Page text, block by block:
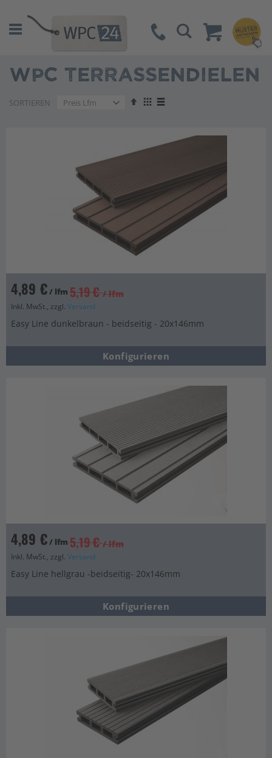
Suche
WPC TERRASSENDIELEN
SORTIEREN
AbsteigendAnzeigen
4,89 €/ lfm 5,19 € / lfm
Inkl. MwSt., zzgl. Versand
Easy Line dunkelbraun - beidseitig - 20x146mm
Konfigurieren
4,89 €/ lfm 5,19 € / lfm
Inkl. MwSt., zzgl. Versand
Easy Line hellgrau -beidseitig- 20x146mm
Konfigurieren